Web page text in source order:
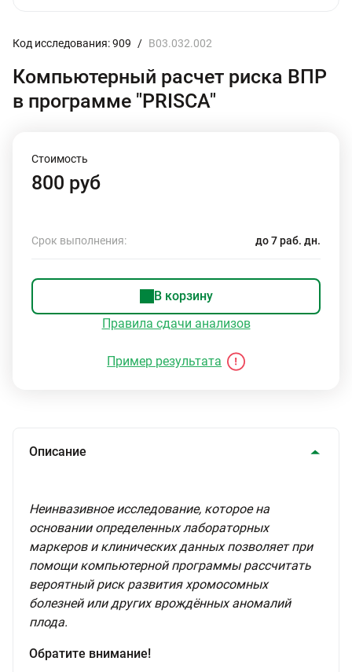
Код исследования: 909 / B03.032.002
Компьютерный расчет риска ВПР
в программе "PRISCA"
Стоимость
800 руб
Срок выполнения: до 7 раб. дн.
В корзину
Правила сдачи анализов
Пример результата
Описание
Неинвазивное исследование, которое на
основании определенных лабораторных
маркеров и клинических данных позволяет при
помощи компьютерной программы рассчитать
вероятный риск развития хромосомных
болезней или других врождённых аномалий
плода.
Обратите внимание!